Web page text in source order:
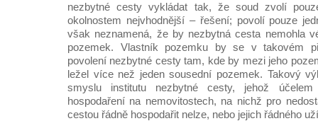
nezbytné cesty vykládat tak, že soud zvolí
okolnostem nejvhodnější – řešení; povolí pouze
však neznamená, že by nezbytná cesta nemohla
pozemek. Vlastník pozemku by se v takovém
povolení nezbytné cesty tam, kde by mezi jeho
ležel více než jeden sousední pozemek. Takový
smyslu institutu nezbytné cesty, jehož
hospodaření na nemovitostech, na nichž pro
cestou řádně hospodařit nelze, nebo jejich řádného